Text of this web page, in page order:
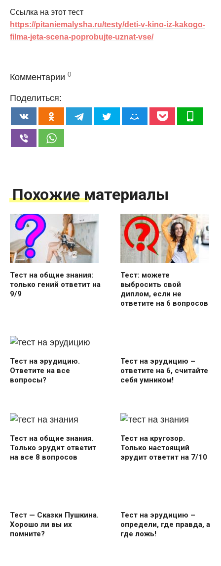
Ссылка на этот тест
https://pitaniemalysha.ru/testy/deti-v-kino-iz-kakogo-
filma-jeta-scena-poprobujte-uznat-vse/
Комментарии 0
Поделиться:
Похожие материалы
Тест на общие знания:
только гений ответит на
9/9
Тест: можете
выбросить свой
диплом, если не
ответите на 6 вопросов
Тест на эрудицию.
Ответите на все
вопросы?
Тест на эрудицию –
ответите на 6, считайте
себя умником!
Тест на общие знания.
Только эрудит ответит
на все 8 вопросов
Тест на кругозор.
Только настоящий
эрудит ответит на 7/10
Тест — Сказки Пушкина.
Хорошо ли вы их
помните?
Тест на эрудицию –
определи, где правда, а
где ложь!